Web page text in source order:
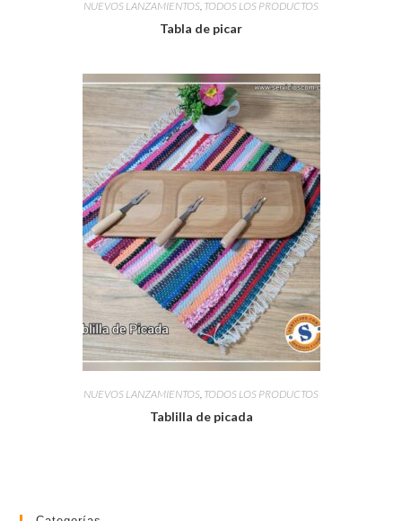
NUEVOS LANZAMIENTOS, TODOS LOS PRODUCTOS
Tabla de picar
NUEVOS LANZAMIENTOS TODOS LOS PRODUCTOS
Tablilla de picada